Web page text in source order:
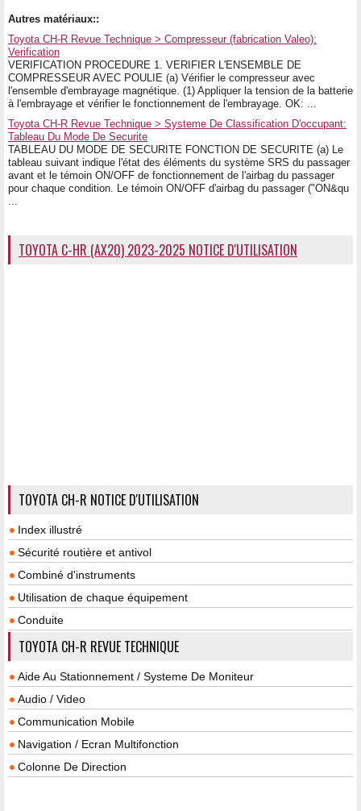
Autres matériaux::
Toyota CH-R Revue Technique > Compresseur (fabrication Valeo):
Verification
VERIFICATION PROCEDURE 1. VERIFIER L'ENSEMBLE DE
COMPRESSEUR AVEC POULIE (a) Vérifier le compresseur avec
l'ensemble d'embrayage magnétique. (1) Appliquer la tension de la batterie
à l'embrayage et vérifier le fonctionnement de l'embrayage. OK: ...
Toyota CH-R Revue Technique > Systeme De Classification D'occupant:
Tableau Du Mode De Securite
TABLEAU DU MODE DE SECURITE FONCTION DE SECURITE (a) Le
tableau suivant indique l'état des éléments du système SRS du passager
avant et le témoin ON/OFF de fonctionnement de l'airbag du passager
pour chaque condition. Le témoin ON/OFF d'airbag du passager ("ON&qu
...
TOYOTA C-HR (AX20) 2023-2025 NOTICE D'UTILISATION
TOYOTA CH-R NOTICE D'UTILISATION
Index illustré
Sécurité routière et antivol
Combiné d'instruments
Utilisation de chaque équipement
Conduite
TOYOTA CH-R REVUE TECHNIQUE
Aide Au Stationnement / Systeme De Moniteur
Audio / Video
Communication Mobile
Navigation / Ecran Multifonction
Colonne De Direction